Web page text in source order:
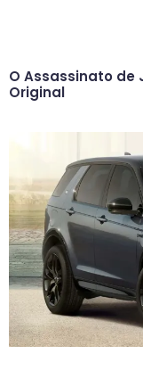
O Assassinato de
Original